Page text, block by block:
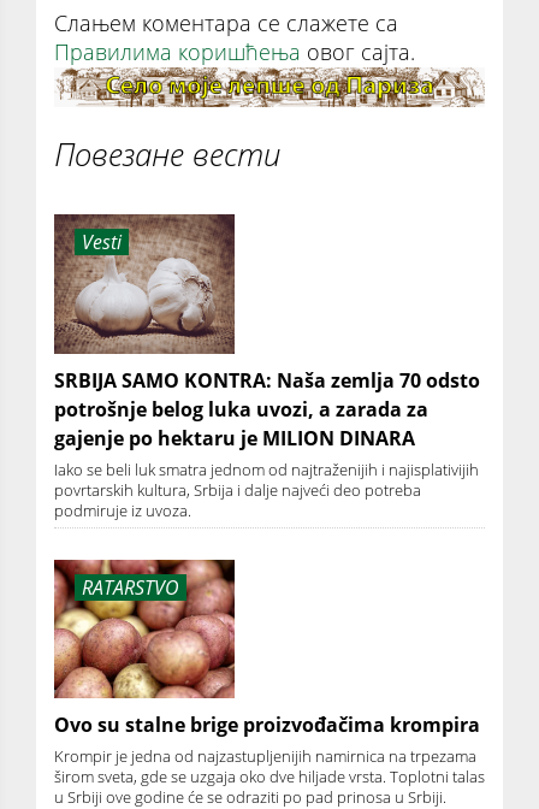
Слањем коментара се слажете са
Правилима коришћења овог сајта.
Повезане вести
Vesti
SRBIJA SAMO KONTRA: Naša zemlja 70 odsto
potrošnje belog luka uvozi, a zarada za
gajenje po hektaru je MILION DINARA
Iako se beli luk smatra jednom od najtraženijih i najisplativijih
povrtarskih kultura, Srbija i dalje najveći deo potreba
podmiruje iz uvoza.
RATARSTVO
Ovo su stalne brige proizvođačima krompira
Krompir je jedna od najzastupljenijih namirnica na trpezama
širom sveta, gde se uzgaja oko dve hiljade vrsta. Toplotni talas
u Srbiji ove godine će se odraziti po pad prinosa u Srbiji.